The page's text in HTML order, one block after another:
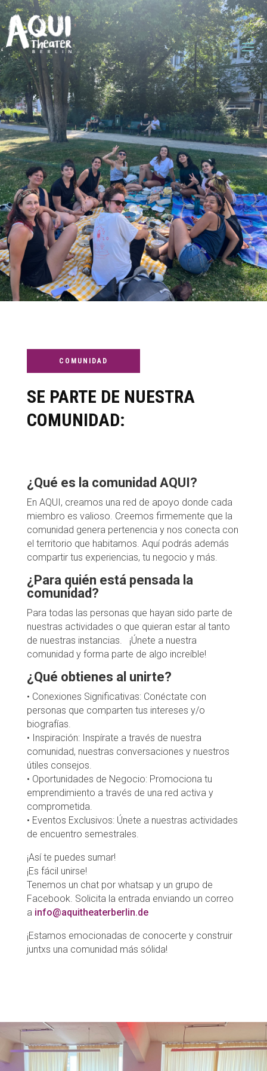
COMUNIDAD
SE PARTE DE NUESTRA
COMUNIDAD:
¿Qué es la comunidad AQUI?
En AQUI, creamos una red de apoyo donde cada
miembro es valioso. Creemos firmemente que la
comunidad genera pertenencia y nos conecta con
el territorio que habitamos. Aquí podrás además
compartir tus experiencias, tu negocio y más.
¿Para quién está pensada la
comunidad?
Para todas las personas que hayan sido parte de
nuestras actividades o que quieran estar al tanto
de nuestras instancias. ¡Únete a nuestra
comunidad y forma parte de algo increíble!
¿Qué obtienes al unirte?
• Conexiones Significativas: Conéctate con
personas que comparten tus intereses y/o
biografías.
• Inspiración: Inspírate a través de nuestra
comunidad, nuestras conversaciones y nuestros
útiles consejos.
• Oportunidades de Negocio: Promociona tu
emprendimiento a través de una red activa y
comprometida.
• Eventos Exclusivos: Únete a nuestras actividades
de encuentro semestrales.
¡Así te puedes sumar!
¡Es fácil unirse!
Tenemos un chat por whatsap y un grupo de
Facebook. Solicita la entrada enviando un correo
a info@aquitheaterberlin.de
¡Estamos emocionadas de conocerte y construir
juntxs una comunidad más sólida!